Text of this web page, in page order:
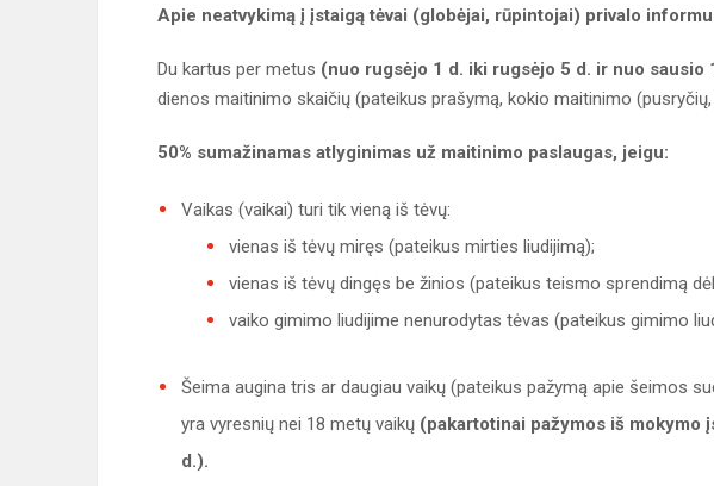
Apie neatvykimą į įstaigą tėvai (globėjai, rūpintojai) privalo
Du kartus per metus (nuo rugsėjo 1 d. iki rugsėjo 5 d. ir nuo sausio
dienos maitinimo skaičių (pateikus prašymą, kokio maitinimo
50% sumažinamas atlyginimas už maitinimo paslaugas, jeigu:
Vaikas (vaikai) turi tik vieną iš tėvų:
vienas iš tėvų miręs (pateikus mirties liudijimą);
vienas iš tėvų dingęs be žinios (pateikus teismo sprendimą
vaiko gimimo liudijime nenurodytas tėvas (pateikus gimimo
Šeima augina tris ar daugiau vaikų (pateikus pažymą apie šeimos
yra vyresnių nei 18 metų vaikų (pakartotinai pažymos iš mokymo
d.).